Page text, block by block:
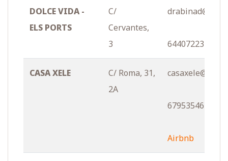
DOLCE VIDA -
ELS PORTS
C/
Cervantes,
3
644072232
CASA XELE
C/ Roma, 31,
2A
679535461
Airbnb